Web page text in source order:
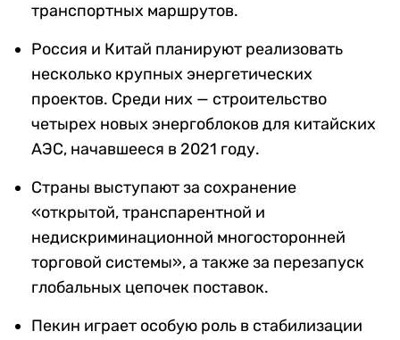
транспортных маршрутов.
Россия и Китай планируют реализовать
несколько крупных энергетических
проектов. Среди них — строительство
четырех новых энергоблоков для китайских
АЭС, начавшееся в 2021 году.
Страны выступают за сохранение
«открытой, транспарентной и
недискриминационной многосторонней
торговой системы», а также за перезапуск
глобальных цепочек поставок.
Пекин играет особую роль в стабилизации